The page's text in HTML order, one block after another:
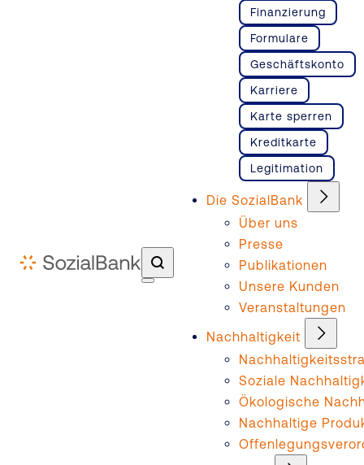
Finanzierung
Formulare
Geschäftskonto
Karriere
Karte sperren
Kreditkarte
Legitimation
Die SozialBank
Über uns
Presse
Publikationen
Unsere Kunden
Veranstaltungen
Nachhaltigkeit
Soziale
Ökologische
Nachhaltige